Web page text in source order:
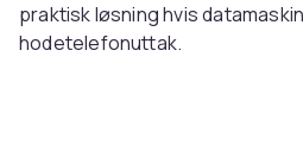
praktisk løsning hvis
hodetelefonuttak.